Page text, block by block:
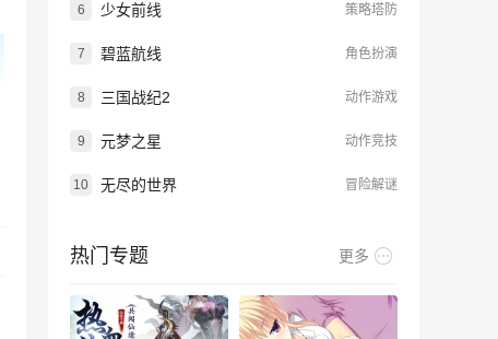
6 少女前线 策略塔防
7 碧蓝航线 角色扮演
8 三国战纪2 动作游戏
9 元梦之星 动作竞技
10 无尽的世界 冒险解谜
热门专题 更多